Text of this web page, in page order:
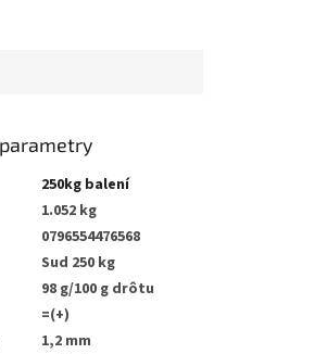
250kg balení
1.052 kg
0796554476568
Sud 250 kg
98 g/100 g drôtu
=(+)
1,2 mm